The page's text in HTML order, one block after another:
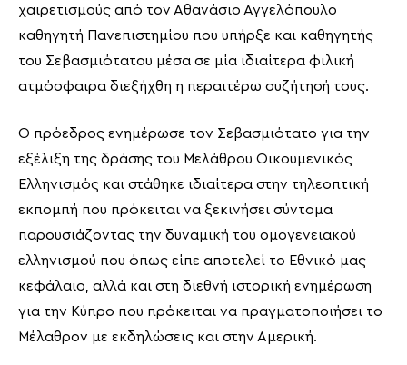
χαιρετισμούς από τον Αθανάσιο Αγγελόπουλο
καθηγητή Πανεπιστημίου που υπήρξε και καθηγητής
του Σεβασμιότατου μέσα σε μία ιδιαίτερα φιλική
ατμόσφαιρα διεξήχθη η περαιτέρω συζήτησή τους.
Ο πρόεδρος ενημέρωσε τον Σεβασμιότατο για την
εξέλιξη της δράσης του Μελάθρου Οικουμενικός
Ελληνισμός και στάθηκε ιδιαίτερα στην τηλεοπτική
εκπομπή που πρόκειται να ξεκινήσει σύντομα
παρουσιάζοντας την δυναμική του ομογενειακού
ελληνισμού που όπως είπε αποτελεί το Εθνικό μας
κεφάλαιο, αλλά και στη διεθνή ιστορική ενημέρωση
για την Κύπρο που πρόκειται να πραγματοποιήσει το
Μέλαθρον με εκδηλώσεις και στην Αμερική.